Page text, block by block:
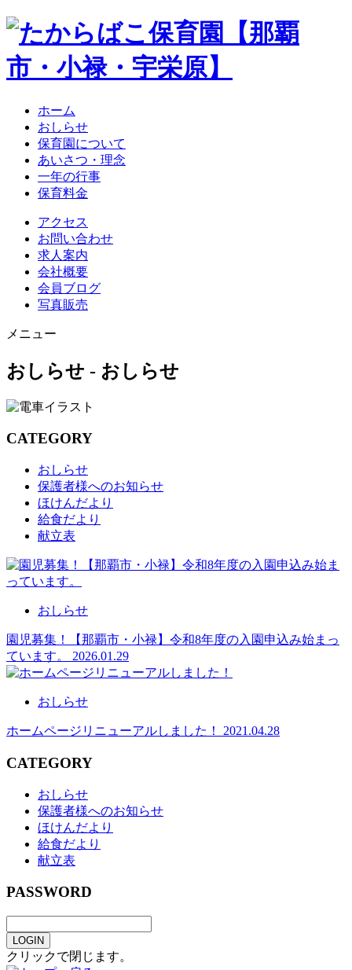
ホーム
おしらせ
保育園について
あいさつ・理念
一年の行事
保育料金
アクセス
お問い合わせ
求人案内
会社概要
会員ブログ
写真販売
メニュー
おしらせ - おしらせ
CATEGORY
おしらせ
保護者様へのお知らせ
ほけんだより
給食だより
献立表
おしらせ
園児募集！【那覇市・小禄】令和8年度の入園申込み始まっ
ています。 2026.01.29
おしらせ
ホームページリニューアルしました！ 2021.04.28
CATEGORY
おしらせ
保護者様へのお知らせ
ほけんだより
給食だより
献立表
PASSWORD
LOGIN
クリックで閉じます。